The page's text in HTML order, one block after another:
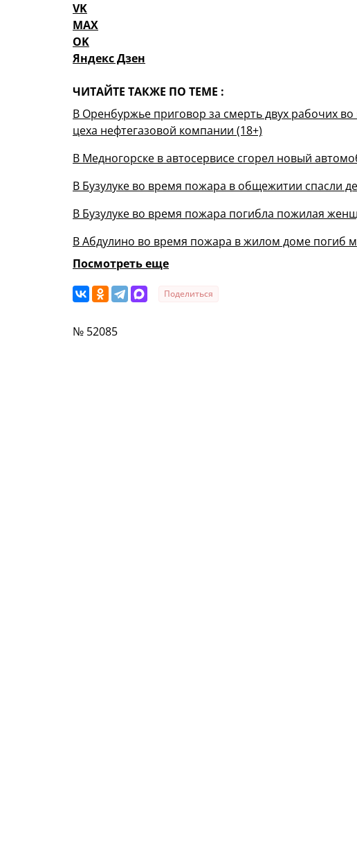
VK
MAX
OK
Яндекс Дзен
ЧИТАЙТЕ ТАКЖЕ ПО ТЕМЕ :
В Оренбуржье приговор за смерть двух рабочих
цеха нефтегазовой компании (18+)
В Медногорске в автосервисе сгорел новый
В Бузулуке во время пожара в общежитии спасли
В Бузулуке во время пожара погибла пожилая
В Абдулино во время пожара в жилом доме погиб
Посмотреть еще
Поделиться
№ 52085